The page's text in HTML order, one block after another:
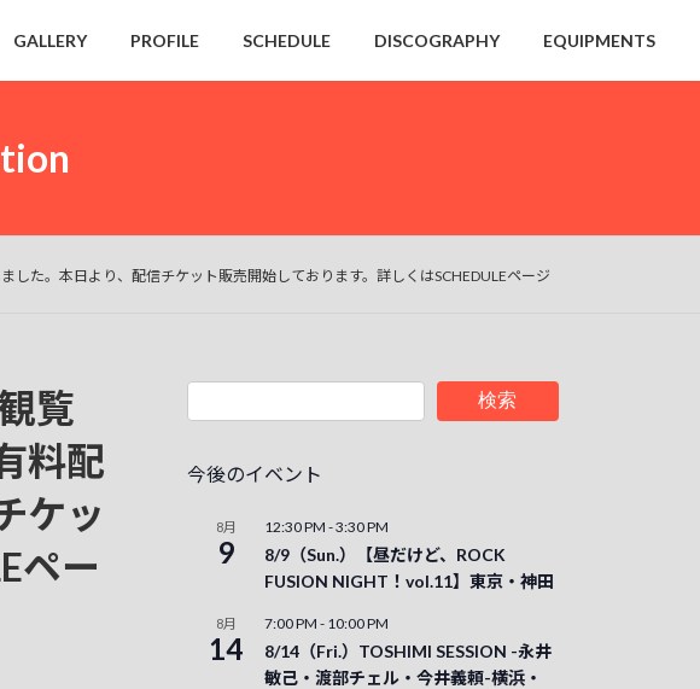
GALLERY PROFILE SCHEDULE DISCOGRAPHY EQUIPMENTS
た。本日より、配信チケット販売開始しております。詳しくはSCHEDULEページ
覧
料配
ケッ
ペー
検索
今後のイベント
8月
9
12:30 PM -3:30 PM
8/9（Sun.）【昼だけど、ROCK
FUSION NIGHT！vol.11】東京・神田
8月
14
7:00 PM - 10:00 PM
8/14（Fri.）TOSHIMI SESSION -永井
敏己・渡部チェル・今井義頼-横浜・